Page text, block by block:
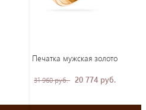
Печатка мужская золото
31 960 руб. 20 774 руб.